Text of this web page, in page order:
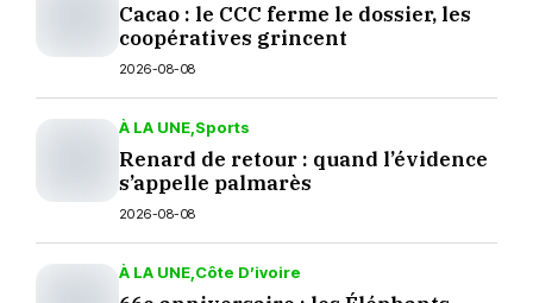
Cacao : le CCC ferme le dossier, les
coopératives grincent
2026-08-08
À LA UNE Sports
Renard de retour : quand l’évidence
s’appelle palmarès
2026-08-08
À LA UNE Côte D’ivoire